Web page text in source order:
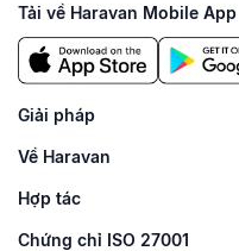
Tải về Haravan Mobile App
Giải pháp
Về Haravan
Hợp tác
Chứng chỉ ISO 27001